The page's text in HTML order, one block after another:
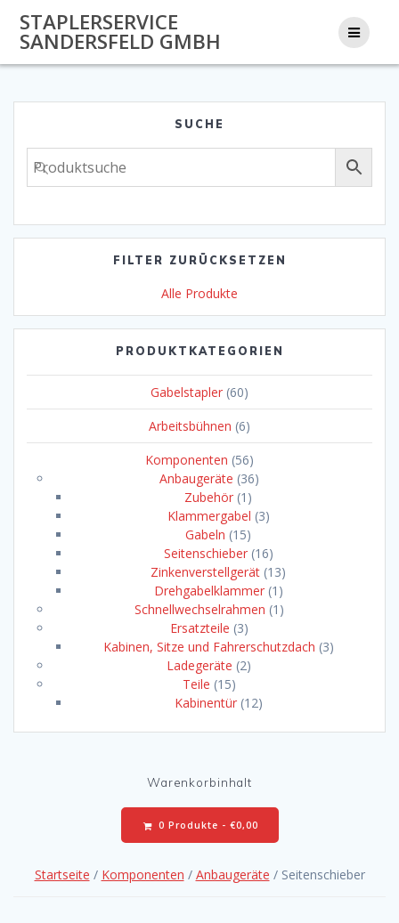
springen
STAPLERSERVICE
SANDERSFELD GMBH
SUCHE
FILTER ZURÜCKSETZEN
Alle Produkte
PRODUKTKATEGORIEN
Gabelstapler (60)
Arbeitsbühnen (6)
Komponenten (56)
Anbaugeräte (36)
Zubehör (1)
Klammergabel (3)
Gabeln (15)
Seitenschieber (16)
Zinkenverstellgerät (13)
Drehgabelklammer (1)
Schnellwechselrahmen (1)
Ersatzteile (3)
Kabinen, Sitze und Fahrerschutzdach (3)
Ladegeräte (2)
Teile (15)
Kabinentür (12)
Warenkorbinhalt
0 Produkte - €0,00
Startseite / Komponenten / Anbaugeräte / Seitenschieber